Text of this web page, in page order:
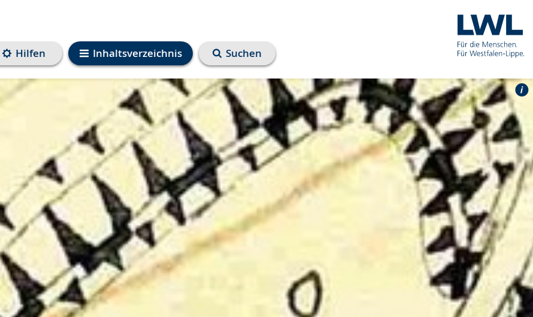
Inhaltsverzeichnis
Hilfen Suchen